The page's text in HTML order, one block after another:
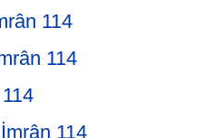
114
114
114